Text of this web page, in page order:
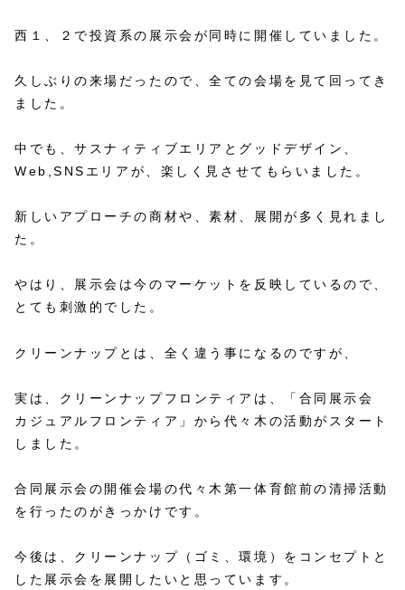
西１、２で投資系の展示会が同時に開催していました。
久しぶりの来場だったので、全ての会場を見て回ってき
ました。
中でも、サスナィティブエリアとグッドデザイン、
Web,SNSエリアが、楽しく見させてもらいました。
新しいアプローチの商材や、素材、展開が多く見れまし
た。
やはり、展示会は今のマーケットを反映しているので、
とても刺激的でした。
クリーンナップとは、全く違う事になるのですが、
実は、クリーンナップフロンティアは、「合同展示会
カジュアルフロンティア」から代々木の活動がスタート
しました。
合同展示会の開催会場の代々木第一体育館前の清掃活動
を行ったのがきっかけです。
今後は、クリーンナップ（ゴミ、環境）をコンセプトと
した展示会を展開したいと思っています。